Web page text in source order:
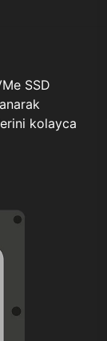
SSD
kolayca